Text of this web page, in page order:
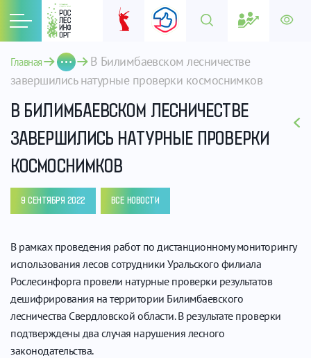
Главная
В Билимбаевском лесничестве
завершились натурные проверки космоснимков
В БИЛИМБАЕВСКОМ ЛЕСНИЧЕСТВЕ
ЗАВЕРШИЛИСЬ НАТУРНЫЕ ПРОВЕРКИ
КОСМОСНИМКОВ
9 СЕНТЯБРЯ 2022 ВСЕ НОВОСТИ
В рамках проведения работ по дистанционному мониторингу
использования лесов сотрудники Уральского филиала
Рослесинфорга провели натурные проверки результатов
дешифрирования на территории Билимбаевского
лесничества Свердловской области. В результате проверки
подтверждены два случая нарушения лесного
законодательства.